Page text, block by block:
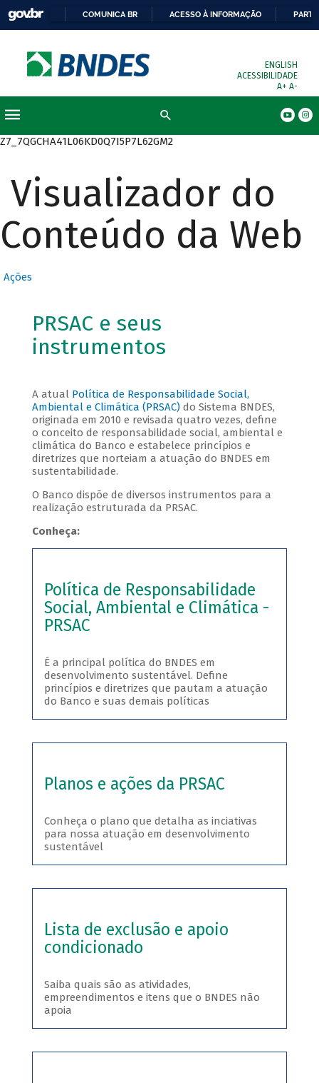
COMUNICA BR ACESSO À INFORMAÇÃO
ENGLISH
ACESSIBILIDADE
A+ A-
Z7_7QGCHA41L06KD0Q7I5P7L62GM2
Visualizador do
Conteúdo da Web
Ações
PRSAC e seus
instrumentos
A atual Política de Responsabilidade Social,
Ambiental e Climática (PRSAC) do Sistema BNDES,
originada em 2010 e revisada quatro vezes, define
o conceito de responsabilidade social, ambiental e
climática do Banco e estabelece princípios e
diretrizes que norteiam a atuação do BNDES em
sustentabilidade.
O Banco dispõe de diversos instrumentos para a
realização estruturada da PRSAC.
Conheça:
Política de Responsabilidade
Social, Ambiental e Climática -
PRSAC
É a principal política do BNDES em
desenvolvimento sustentável. Define
princípios e diretrizes que pautam a atuação
do Banco e suas demais políticas
Planos e ações da PRSAC
Conheça o plano que detalha as inciativas
para nossa atuação em desenvolvimento
sustentável
Lista de exclusão e apoio
condicionado
Saiba quais são as atividades,
empreendimentos e itens que o BNDES não
apoia